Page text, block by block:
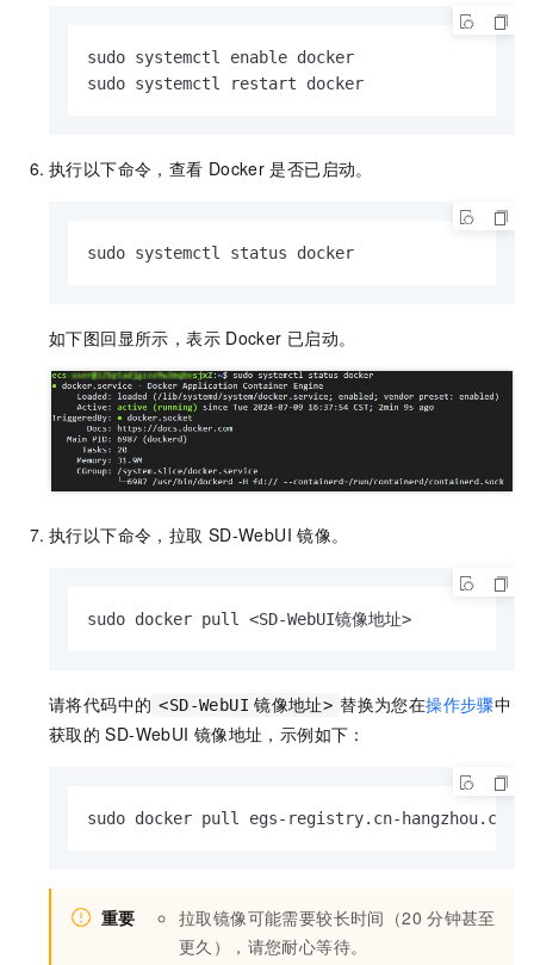
sudo systemctl enable docker
sudo systemctl restart docker
执行以下命令，查看 Docker 是否已启动。
sudo systemctl status docker
如下图回显所示，表示 Docker 已启动。
执行以下命令，拉取 SD-WebUI 镜像。
sudo docker pull <SD-WebUI镜像地址>
请将代码中的 <SD-WebUI 镜像地址> 替换为您在操作步骤中
获取的 SD-WebUI 镜像地址，示例如下：
sudo docker pull egs-registry.cn-
重要 拉取镜像可能需要较长时间（20 分钟甚至
更久），请您耐心等待。